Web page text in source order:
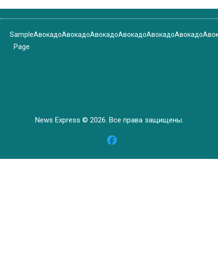
Sample
Page
АвокадоАвокадоАвокадоАвокадоАвокадоАвокадо
News Express © 2026. Все права защищены.